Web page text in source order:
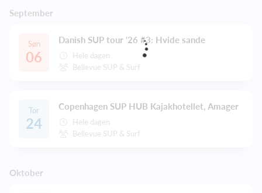
September
Søn
06
Danish SUP tour '26 #3: Hvide sande
Hele dagen
Bellevue SUP & Surf
Tor
24
Copenhagen SUP HUB Kajakhotellet, Amager
Hele dagen
Bellevue SUP & Surf
Oktober